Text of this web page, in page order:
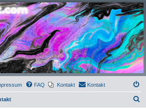
grosse Grössen und Accessoires
FAQ Kontakt Kontakt